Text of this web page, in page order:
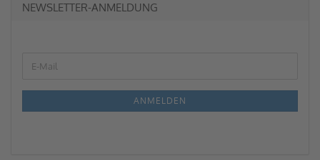
NEWSLETTER-ANMELDUNG
ANMELDEN